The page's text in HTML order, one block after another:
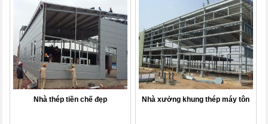
Nhà thép tiền chế đẹp Nhà xưởng khung thép máy tôn